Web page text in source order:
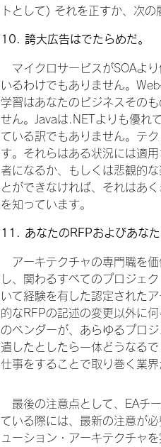
トとして) それを正すか、次の
10. 誇大広告はでたらめだ。
マイクロサービスがSOAより
いるわけでもありません。
学習はあなたのビジネスその
せん。Javaは.NETよりも優れ
ている訳でもありません。テ
す。それらはある状況には適
者になるか、もしくは悲観的
とができなければ、それはあ
を知っています。
11. あなたのRFPおよびあな
アーキテクチャの専門職を価
し、関わるすべてのプロジェ
いて経験を有した認定された
的なRFPの記述の変更以外に
のベンダーが、あらゆるプロ
遣したとしたら一体どうなる
仕事をすることで取り巻く業界
最後の注意点として、EAチ
ている際には、最新の注意が
ューション・アーキテクチャ